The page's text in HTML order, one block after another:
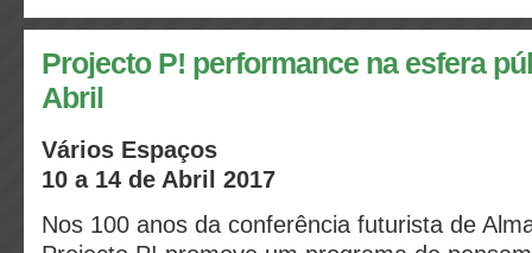
Projecto P! performance na esfera
Abril
Vários Espaços
10 a 14 de Abril 2017
Nos 100 anos da conferência futurista de